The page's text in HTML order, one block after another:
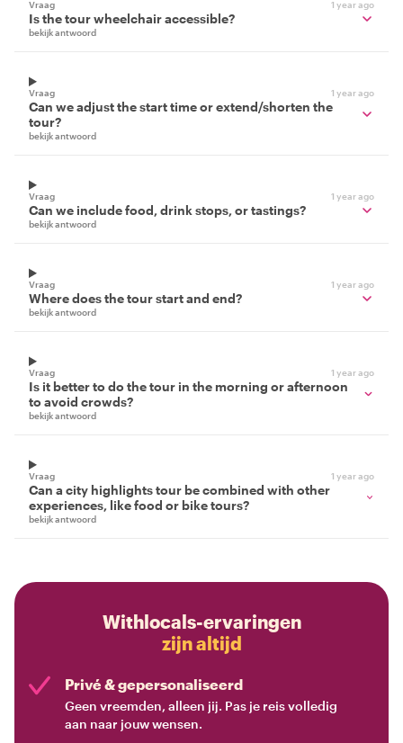
Vraag 1 year ago
Is the tour wheelchair accessible?
bekijk antwoord
Vraag 1 year ago
Can we adjust the start time or extend/shorten the
tour?
bekijk antwoord
Vraag 1 year ago
Can we include food, drink stops, or tastings?
bekijk antwoord
Vraag 1 year ago
Where does the tour start and end?
bekijk antwoord
Vraag 1 year ago
Is it better to do the tour in the morning or afternoon
to avoid crowds?
bekijk antwoord
Vraag 1 year ago
Can a city highlights tour be combined with other
experiences, like food or bike tours?
bekijk antwoord
Withlocals-ervaringen
zijn altijd
Privé & gepersonaliseerd
Geen vreemden, alleen jij. Pas je reis volledig
aan naar jouw wensen.